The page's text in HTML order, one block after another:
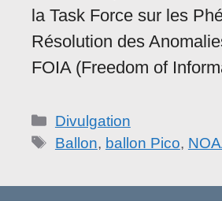
la Task Force sur les
Résolution des
FOIA (Freedom of
Catégories
Divulgation
Étiquettes
Ballon, ballon Pico,